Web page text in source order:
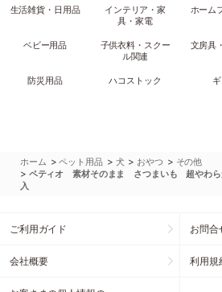
生活雑貨・日用品
インテリア・家
具・家電
ホーム
ベビー用品
子供衣料・スクー
ル関連
文房具
防災用品 ハコストック
ホーム >ペット用品 > 犬 > おやつ > その他
> ペティオ 素材そのまま さつまいも 超やわ
入
ご利用ガイド お問合
会社概要 利用規